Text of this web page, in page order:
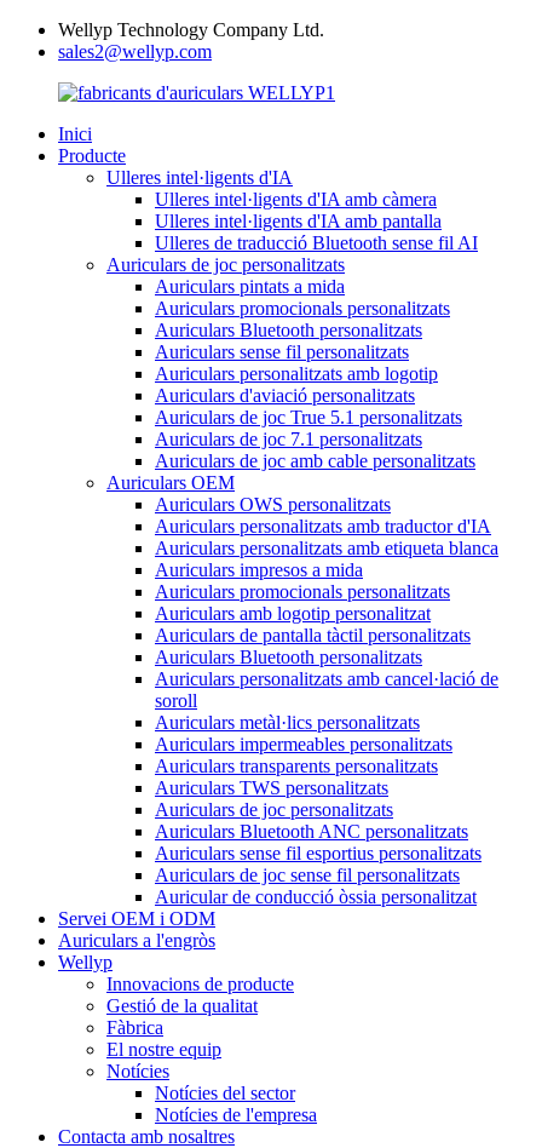
Wellyp Technology Company Ltd.
sales2@wellyp.com
Inici
Producte
Ulleres intel·ligents d'IA
Ulleres intel·ligents d'IA amb càmera
Ulleres intel·ligents d'IA amb pantalla
Ulleres de traducció Bluetooth sense fil AI
Auriculars de joc personalitzats
Auriculars pintats a mida
Auriculars promocionals personalitzats
Auriculars Bluetooth personalitzats
Auriculars sense fil personalitzats
Auriculars personalitzats amb logotip
Auriculars d'aviació personalitzats
Auriculars de joc True 5.1 personalitzats
Auriculars de joc 7.1 personalitzats
Auriculars de joc amb cable personalitzats
Auriculars OEM
Auriculars OWS personalitzats
Auriculars personalitzats amb traductor d'IA
Auriculars personalitzats amb etiqueta blanca
Auriculars impresos a mida
Auriculars promocionals personalitzats
Auriculars amb logotip personalitzat
Auriculars de pantalla tàctil personalitzats
Auriculars Bluetooth personalitzats
Auriculars personalitzats amb cancel·lació de
soroll
Auriculars metàl·lics personalitzats
Auriculars impermeables personalitzats
Auriculars transparents personalitzats
Auriculars TWS personalitzats
Auriculars de joc personalitzats
Auriculars Bluetooth ANC personalitzats
Auriculars sense fil esportius personalitzats
Auriculars de joc sense fil personalitzats
Auricular de conducció òssia personalitzat
Servei OEM i ODM
Auriculars a l'engròs
Wellyp
Innovacions de producte
Gestió de la qualitat
Fàbrica
El nostre equip
Notícies
Notícies del sector
Notícies de l'empresa
Contacta amb nosaltres